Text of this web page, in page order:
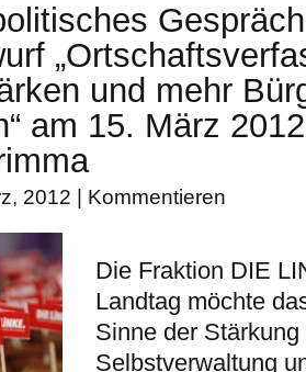
und mehr
am 15. März
2012 | Kommentieren
Die Fraktion DIE
Landtag möchte
Sinne der
Selbstverwaltung